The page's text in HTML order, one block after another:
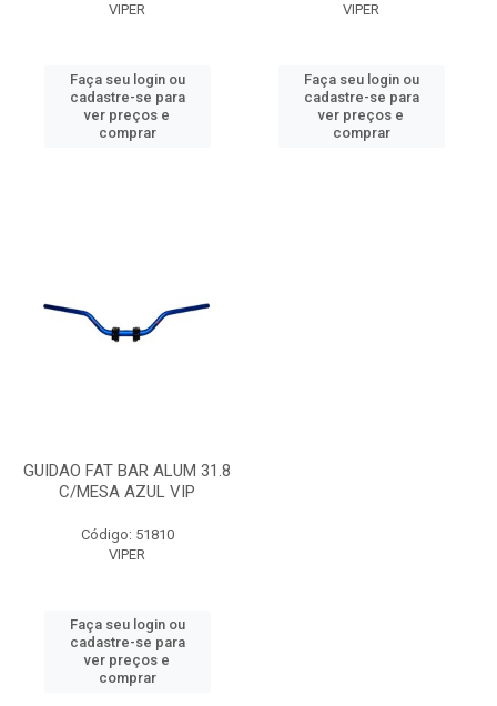
VIPER
Faça seu login ou
cadastre-se para
ver preços e
comprar
VIPER
Faça seu login ou
cadastre-se para
ver preços e
comprar
GUIDAO FAT BAR ALUM 31.8
C/MESA AZUL VIP
Código: 51810
VIPER
Faça seu login ou
cadastre-se para
ver preços e
comprar